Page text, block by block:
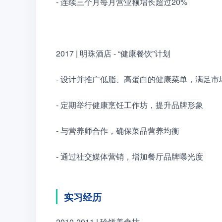
2017 | 明珠酒店 - “健康餐饮”计划
- 设计并推广低脂、高蛋白的健康菜单，满足市
- 定期举行健康烹饪工作坊，提升品牌形象
- 与营养师合作，确保菜品营养均衡
- 通过社交媒体营销，增加餐厅品牌曝光度
实习经历